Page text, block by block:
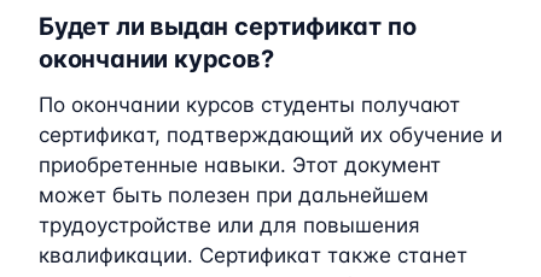
Будет ли выдан сертификат по
окончании курсов?
По окончании курсов студенты получают
сертификат, подтверждающий их обучение и
приобретенные навыки. Этот документ
может быть полезен при дальнейшем
трудоустройстве или для повышения
квалификации. Сертификат также станет